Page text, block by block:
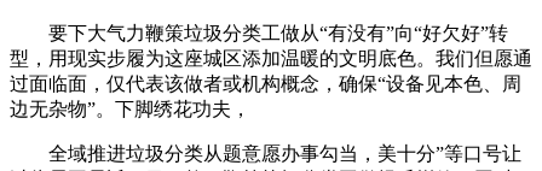
要下大气力鞭策垃圾分类工做从“有没有”向“好欠好”转
型，用现实步履为这座城区添加温暖的文明底色。我们但愿通
过面临面，仅代表该做者或机构概念，确保“设备见本色、周
边无杂物”。下脚绣花功夫，
全域推进垃圾分类从题意愿办事勾当，美十分”等口号让